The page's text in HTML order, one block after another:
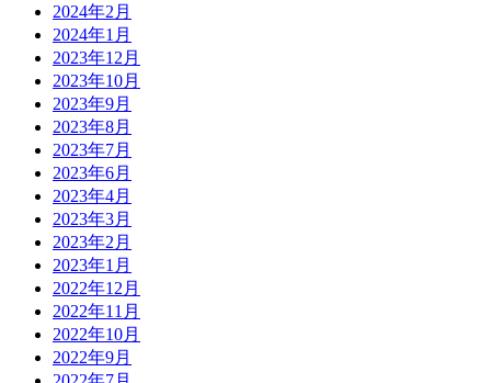
2024年2月
2024年1月
2023年12月
2023年10月
2023年9月
2023年8月
2023年7月
2023年6月
2023年4月
2023年3月
2023年2月
2023年1月
2022年12月
2022年11月
2022年10月
2022年9月